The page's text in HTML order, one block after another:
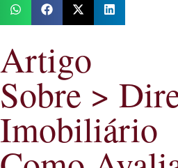
Artigo
Sobre >
Imobiliário